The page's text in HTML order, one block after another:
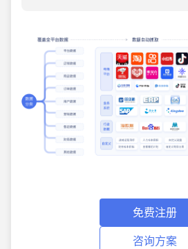
免费注册
咨询方案